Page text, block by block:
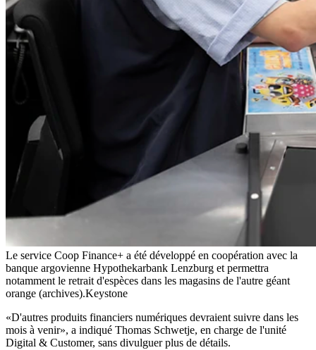
Le service Coop Finance+ a été développé en coopération avec la
banque argovienne Hypothekarbank Lenzburg et permettra
notamment le retrait d'espèces dans les magasins de l'autre géant
orange (archives).Keystone
«D'autres produits financiers numériques devraient suivre dans les
mois à venir», a indiqué Thomas Schwetje, en charge de l'unité
Digital & Customer, sans divulguer plus de détails.